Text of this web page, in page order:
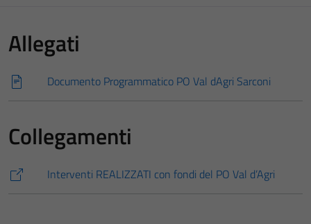
Allegati
Documento Programmatico PO Val dAgri Sarconi
Collegamenti
Interventi REALIZZATI con fondi del PO Val d’Agri